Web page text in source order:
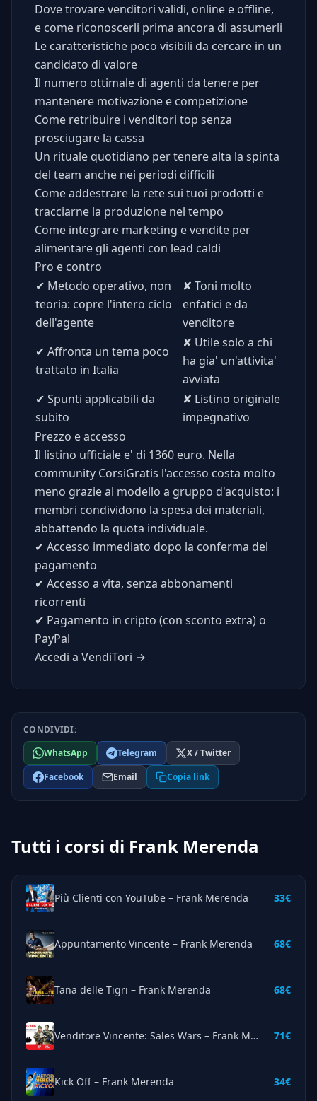
Dove trovare venditori validi, online e offline,
e come riconoscerli prima ancora di assumerli
Le caratteristiche poco visibili da cercare in un
candidato di valore
Il numero ottimale di agenti da tenere per
mantenere motivazione e competizione
Come retribuire i venditori top senza
prosciugare la cassa
Un rituale quotidiano per tenere alta la spinta
del team anche nei periodi difficili
Come addestrare la rete sui tuoi prodotti e
tracciarne la produzione nel tempo
Come integrare marketing e vendite per
alimentare gli agenti con lead caldi
Pro e contro
✔ Metodo operativo, non
teoria: copre l'intero ciclo
dell'agente
✘ Toni molto
enfatici e da
venditore
✔ Affronta un tema poco
trattato in Italia
✘ Utile solo a chi
ha gia' un'attivita'
avviata
✔ Spunti applicabili da
subito
✘ Listino originale
impegnativo
Prezzo e accesso
Il listino ufficiale e' di 1360 euro. Nella
community CorsiGratis l'accesso costa molto
meno grazie al modello a gruppo d'acquisto: i
membri condividono la spesa dei materiali,
abbattendo la quota individuale.
✔ Accesso immediato dopo la conferma del
pagamento
✔ Accesso a vita, senza abbonamenti
ricorrenti
✔ Pagamento in cripto (con sconto extra) o
PayPal
Accedi a VendiTori →
CONDIVIDI:
WhatsApp
Telegram
X / Twitter
Facebook
Email Copia link
Tutti i corsi di Frank Merenda
Più Clienti con YouTube – Frank Merenda 33€
Appuntamento Vincente – Frank Merenda 68€
Tana delle Tigri – Frank Merenda 68€
Venditore Vincente: Sales Wars – Frank Merenda 71€
Kick Off – Frank Merenda 34€